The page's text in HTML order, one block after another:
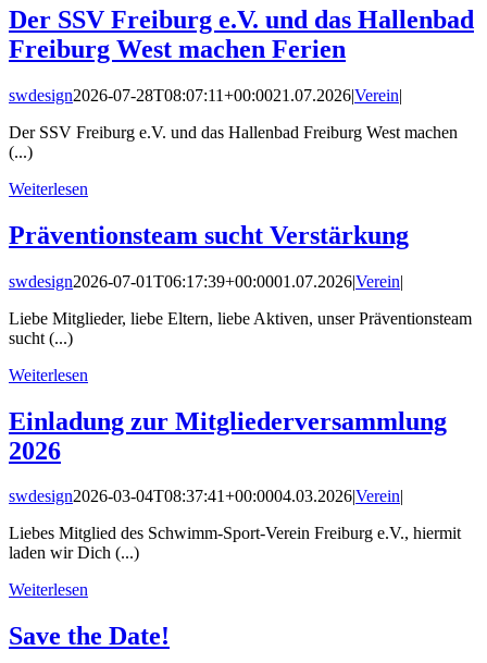
Der SSV Freiburg e.V. und das Hallenbad
Freiburg West machen Ferien
swdesign2026-07-28T08:07:11+00:0021.07.2026|Verein|
Der SSV Freiburg e.V. und das Hallenbad Freiburg West machen
(...)
Weiterlesen
Präventionsteam sucht Verstärkung
swdesign2026-07-01T06:17:39+00:0001.07.2026|Verein|
Liebe Mitglieder, liebe Eltern, liebe Aktiven, unser Präventionsteam
sucht (...)
Weiterlesen
Einladung zur Mitgliederversammlung
2026
swdesign2026-03-04T08:37:41+00:0004.03.2026|Verein|
Liebes Mitglied des Schwimm-Sport-Verein Freiburg e.V., hiermit
laden wir Dich (...)
Weiterlesen
Save the Date!